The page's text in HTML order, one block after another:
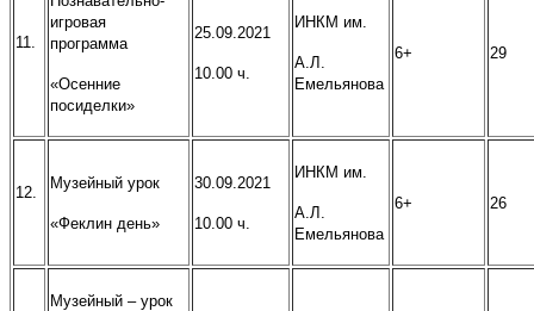
11.
игровая
программа
«Осенние
посиделки»
25.09.2021
10.00 ч.
ИНКМ им.
А.Л.
Емельянова
6+ 29
12.
Музейный урок
«Феклин день»
30.09.2021
10.00 ч.
ИНКМ им.
А.Л.
Емельянова
6+ 26
Музейный – урок